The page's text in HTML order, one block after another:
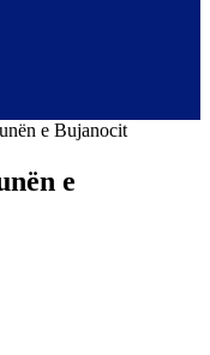
e Bujanocit
e